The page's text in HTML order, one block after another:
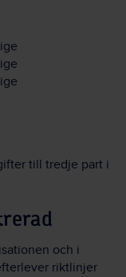
till tredje part i
och i
riktlinjer